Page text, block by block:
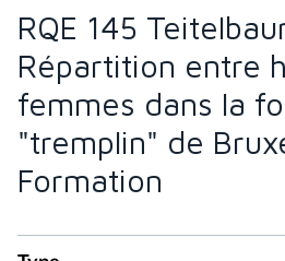
RQE 145
Répartition entre
femmes dans la
"tremplin" de
Formation